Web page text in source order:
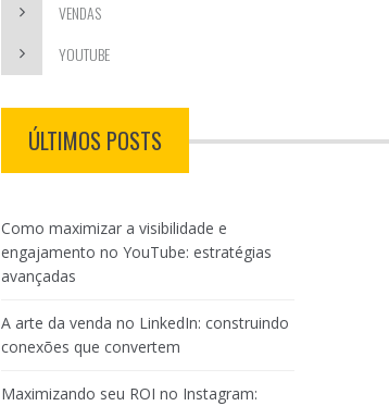
VENDAS
YOUTUBE
ÚLTIMOS POSTS
Como maximizar a visibilidade e
engajamento no YouTube: estratégias
avançadas
A arte da venda no LinkedIn: construindo
conexões que convertem
Maximizando seu ROI no Instagram: